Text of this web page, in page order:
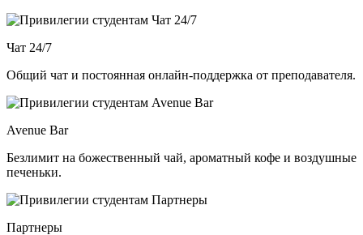
Чат 24/7
Общий чат и постоянная онлайн-поддержка от преподавателя.
Avenue Bar
Безлимит на божественный чай, ароматный кофе и воздушные
печеньки.
Партнеры